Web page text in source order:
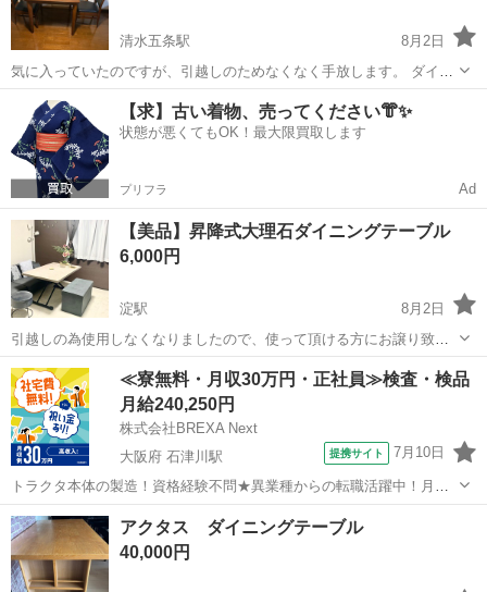
清水五条駅
8月2日
気に入っていたのですが、引越しのためなくなく手放します。 ダイニ
ングテーブルサイズ 約80x80x71cm 引取りに来て頂ける方にお譲りし
ます。 アパート3階のエレベーターです。男手が2人いると安心です。
スレやアタリ...
京都 清水五条駅 テーブル
【求】古い着物、売ってください👘✨
状態が悪くてもOK！最大限買取します
プリフラ Ad
【美品】昇降式大理石ダイニングテーブル
6,000円
淀駅
8月2日
引越しの為使用しなくなりましたので、使って頂ける方にお譲り致し
ます。 使用期間は1年半で綺麗かと思います。 ライフスタイルに合わ
せてマルチに使える昇降式テーブル 120×80cmの広々とした天板でダ
イニングテーブルにも...
京都 京都市 淀駅 テーブル ダイニング
≪寮無料・月収30万円・正社員≫検査・検品
月給240,250円
株式会社BREXA Next
大阪府 石津川駅
提携サイト 7月10日
トラクタ本体の製造！資格経験不問★異業種からの転職活躍中！月収
例29万円以上！生活支援物資事前対応可◎即日入寮OK！寮費はずっと
無料＆備品付き1R寮完備！赴任旅費会社負担！工場まで無料送迎あり
◎《大阪府堺市》 人気の工場の...
大阪 堺市 石津川駅 その他
アクタス ダイニングテーブル
40,000円